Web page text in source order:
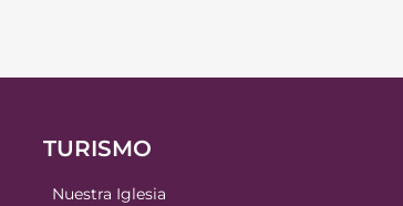
TURISMO
Nuestra Iglesia